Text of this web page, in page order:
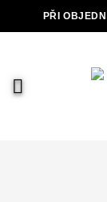
Přeskočit
na
PŘI